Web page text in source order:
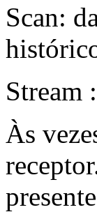
Scan:
Stream
Às